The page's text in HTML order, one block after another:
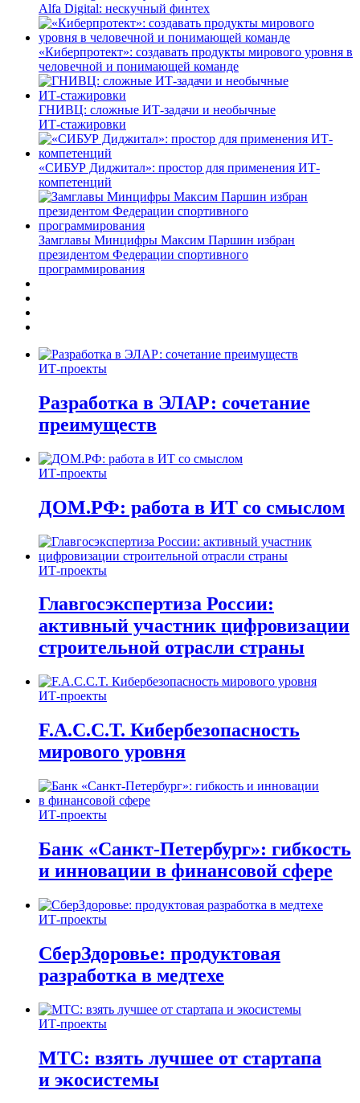
Alfa Digital: нескучный финтех
«Киберпротект»: создавать продукты мирового уровня в
человечной и понимающей команде
ГНИВЦ: сложные ИТ‑задачи и необычные
ИТ‑стажировки
«СИБУР Диджитал»: простор для применения ИТ-
компетенций
Замглавы Минцифры Максим Паршин избран
президентом Федерации спортивного
программирования
ИТ-проекты
Разработка в ЭЛАР: сочетание
преимуществ
ИТ-проекты
ДОМ.РФ: работа в ИТ со смыслом
ИТ-проекты
Главгосэкспертиза России:
активный участник цифровизации
строительной отрасли страны
ИТ-проекты
F.A.C.C.T. Кибербезопасность
мирового уровня
ИТ-проекты
Банк «Санкт-Петербург»: гибкость
и инновации в финансовой сфере
ИТ-проекты
СберЗдоровье: продуктовая
разработка в медтехе
ИТ-проекты
МТС: взять лучшее от стартапа
и экосистемы